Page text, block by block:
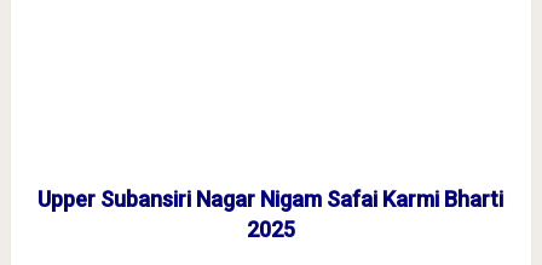
Upper Subansiri Nagar Nigam Safai Karmi Bharti
2025